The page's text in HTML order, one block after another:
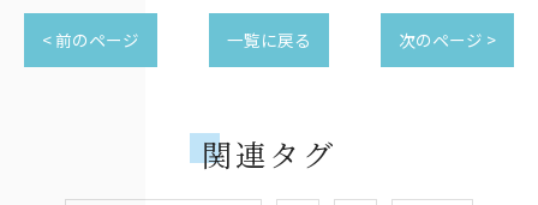
< 前のページ 一覧に戻る 次のページ >
関連タグ